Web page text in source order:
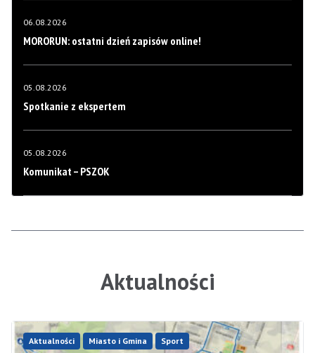
06.08.2026
MORORUN: ostatni dzień zapisów online!
05.08.2026
Spotkanie z ekspertem
05.08.2026
Komunikat – PSZOK
Aktualności
Aktualności Miasto i Gmina Sport